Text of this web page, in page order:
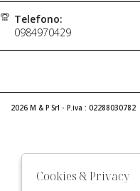
Telefono:
0984970429
2026 M & P Srl - P.iva :
Cookies & Privacy